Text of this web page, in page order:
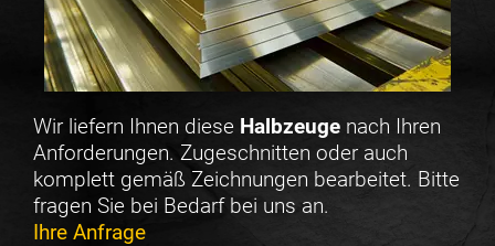
Wir liefern Ihnen diese Halbzeuge nach Ihren
Anforderungen. Zugeschnitten oder auch
komplett gemäß Zeichnungen bearbeitet. Bitte
fragen Sie bei Bedarf bei uns an.
Ihre Anfrage